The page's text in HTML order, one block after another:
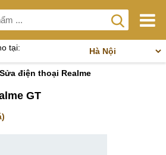
tại:
Sửa điện thoại Realme
GT